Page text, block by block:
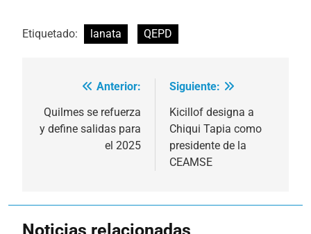
Etiquetado: lanata QEPD
Navegación
de
entradas
Anterior:
Quilmes se refuerza
y define salidas para
el 2025
Siguiente:
Kicillof designa a
Chiqui Tapia como
presidente de la
CEAMSE